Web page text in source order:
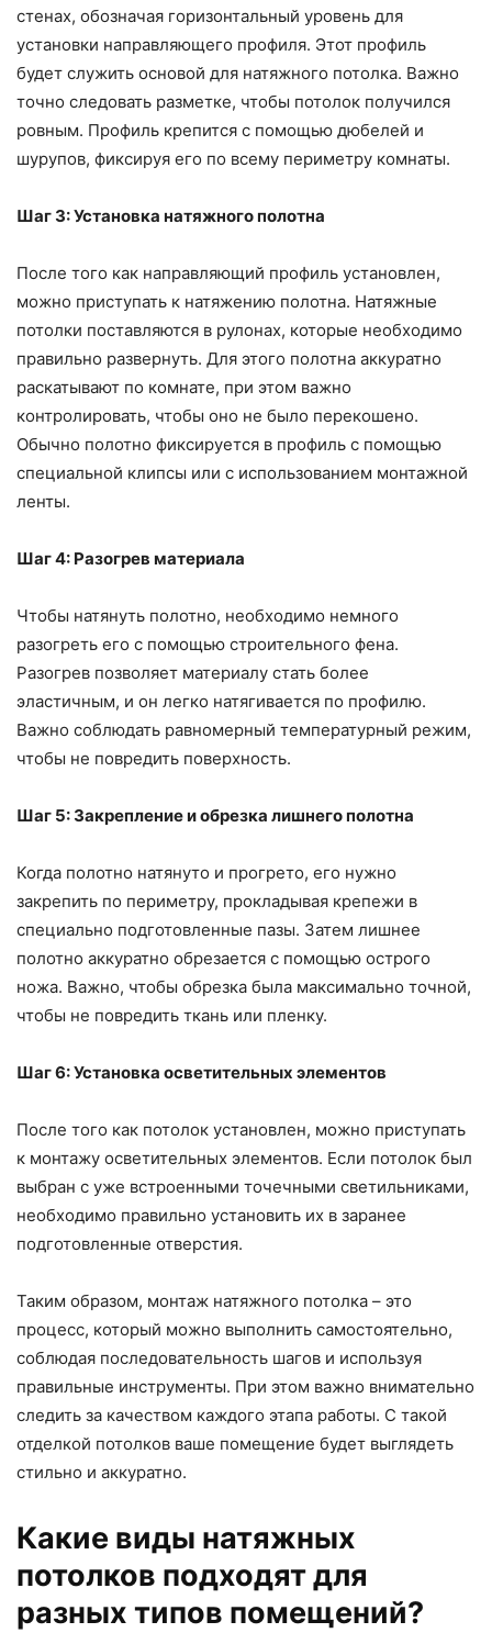
стенах, обозначая горизонтальный уровень для
установки направляющего профиля. Этот профиль
будет служить основой для натяжного потолка. Важно
точно следовать разметке, чтобы потолок получился
ровным. Профиль крепится с помощью дюбелей и
шурупов, фиксируя его по всему периметру комнаты.
Шаг 3: Установка натяжного полотна
После того как направляющий профиль установлен,
можно приступать к натяжению полотна. Натяжные
потолки поставляются в рулонах, которые необходимо
правильно развернуть. Для этого полотна аккуратно
раскатывают по комнате, при этом важно
контролировать, чтобы оно не было перекошено.
Обычно полотно фиксируется в профиль с помощью
специальной клипсы или с использованием монтажной
ленты.
Шаг 4: Разогрев материала
Чтобы натянуть полотно, необходимо немного
разогреть его с помощью строительного фена.
Разогрев позволяет материалу стать более
эластичным, и он легко натягивается по профилю.
Важно соблюдать равномерный температурный режим,
чтобы не повредить поверхность.
Шаг 5: Закрепление и обрезка лишнего полотна
Когда полотно натянуто и прогрето, его нужно
закрепить по периметру, прокладывая крепежи в
специально подготовленные пазы. Затем лишнее
полотно аккуратно обрезается с помощью острого
ножа. Важно, чтобы обрезка была максимально точной,
чтобы не повредить ткань или пленку.
Шаг 6: Установка осветительных элементов
После того как потолок установлен, можно приступать
к монтажу осветительных элементов. Если потолок был
выбран с уже встроенными точечными светильниками,
необходимо правильно установить их в заранее
подготовленные отверстия.
Таким образом, монтаж натяжного потолка – это
процесс, который можно выполнить самостоятельно,
соблюдая последовательность шагов и используя
правильные инструменты. При этом важно внимательно
следить за качеством каждого этапа работы. С такой
отделкой потолков ваше помещение будет выглядеть
стильно и аккуратно.
Какие виды натяжных
потолков подходят для
разных типов помещений?